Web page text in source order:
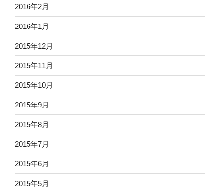
2016年2月
2016年1月
2015年12月
2015年11月
2015年10月
2015年9月
2015年8月
2015年7月
2015年6月
2015年5月